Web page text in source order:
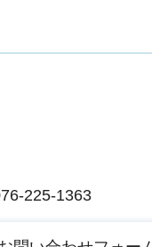
225-1363